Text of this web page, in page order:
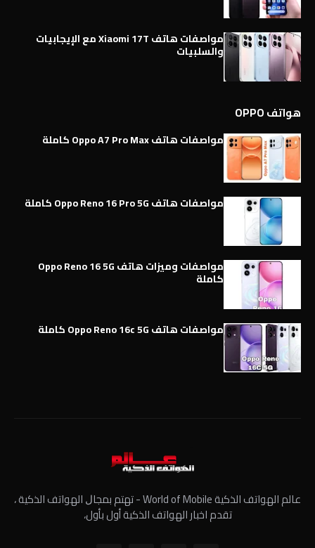
مواصفات هاتف Xiaomi 17T مع الإيجابيات
والسلبيات
هواتف OPPO
مواصفات هاتف Oppo A7 Pro Max كاملة
مواصفات هاتف Oppo Reno 16 Pro 5G كاملة
مواصفات وميزات هاتف Oppo Reno 16 5G
كاملة
مواصفات هاتف Oppo Reno 16c 5G كاملة
عالم الهواتف الذكية World of Mobile - ﺗﻬﺘﻢ ﺑﻤﺠﺎﻝ الهواتف الذكية ،
تقدم اخبار الهواتف الذكية أول بأول،